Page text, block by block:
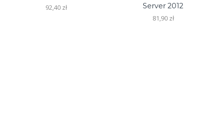
92,40 zł
Server 2012
81,90 zł